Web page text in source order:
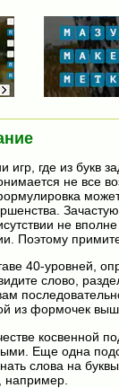
игр, где из букв
не все
не
Поэтому
40-уровней,
слово,
из формочек
косвенной
Еще одна
слова на
например.